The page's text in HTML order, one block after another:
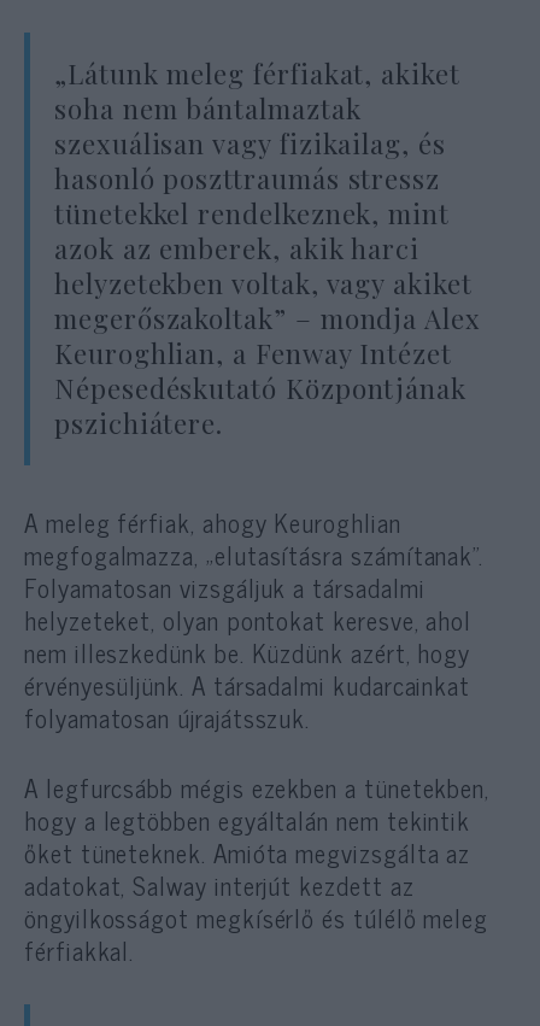
„Látunk meleg férfiakat, akiket
soha nem bántalmaztak
szexuálisan vagy fizikailag, és
hasonló poszttraumás stressz
tünetekkel rendelkeznek, mint
azok az emberek, akik harci
helyzetekben voltak, vagy akiket
megerőszakoltak” – mondja Alex
Keuroghlian, a Fenway Intézet
Népesedéskutató Központjának
pszichiátere.
A meleg férfiak, ahogy Keuroghlian
megfogalmazza, „elutasításra számítanak”.
Folyamatosan vizsgáljuk a társadalmi
helyzeteket, olyan pontokat keresve, ahol
nem illeszkedünk be. Küzdünk azért, hogy
érvényesüljünk. A társadalmi kudarcainkat
folyamatosan újrajátsszuk.
A legfurcsább mégis ezekben a tünetekben,
hogy a legtöbben egyáltalán nem tekintik
őket tüneteknek. Amióta megvizsgálta az
adatokat, Salway interjút kezdett az
öngyilkosságot megkísérlő és túlélő meleg
férfiakkal.